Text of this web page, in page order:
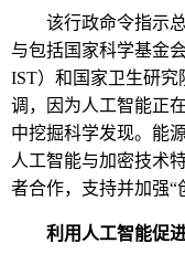
该行政命令指示
与包括国家科学基金
IST）和国家卫生研究
调，因为人工智能正
中挖掘科学发现。能
人工智能与加密技术
者合作，支持并加强“
利用人工智能促